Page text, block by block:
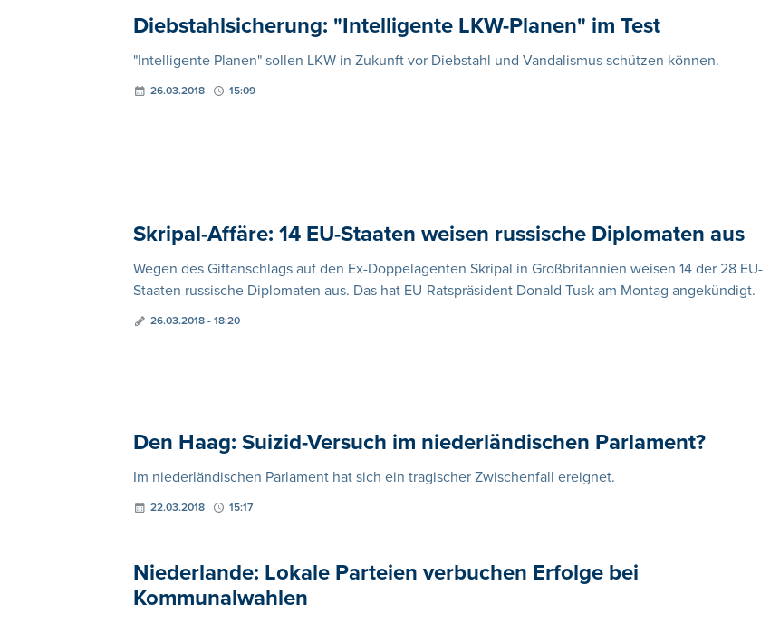
Diebstahlsicherung: "Intelligente LKW-Planen" im Test
"Intelligente Planen" sollen LKW in Zukunft vor Diebstahl und Vandalismus schützen können.
26.03.2018 15:09
Skripal-Affäre: 14 EU-Staaten weisen russische Diplomaten aus
Wegen des Giftanschlags auf den Ex-Doppelagenten Skripal in Großbritannien weisen 14 der 28 EU-
Staaten russische Diplomaten aus. Das hat EU-Ratspräsident Donald Tusk am Montag angekündigt.
26.03.2018 - 18:20
Den Haag: Suizid-Versuch im niederländischen Parlament?
Im niederländischen Parlament hat sich ein tragischer Zwischenfall ereignet.
22.03.2018 15:17
Niederlande: Lokale Parteien verbuchen Erfolge bei
Kommunalwahlen